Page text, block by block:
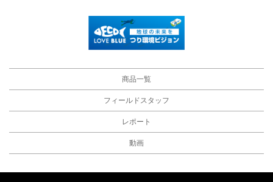
商品一覧
フィールドスタッフ
レポート
動画